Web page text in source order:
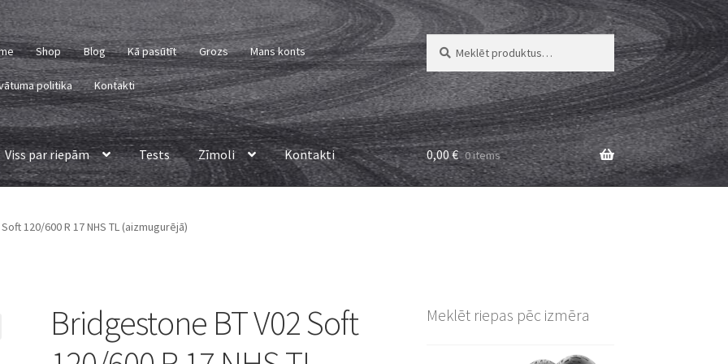
Shop Blog Kā pasūtīt Grozs Mans konts
politika Kontakti
Meklēt:
Meklēt
Viss par riepām Tests Zīmoli Kontakti 0,00€ 0 items
120/600 R 17 NHS TL (aizmugurējā)
Bridgestone BT V02 Soft
Meklēt riepas pēc izmēra